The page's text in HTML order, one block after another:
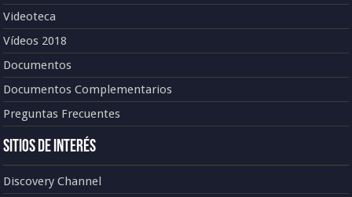
Videoteca
Vídeos 2018
Documentos
Documentos Complementarios
Preguntas Frecuentes
Sitios de Interés
Discovery Channel